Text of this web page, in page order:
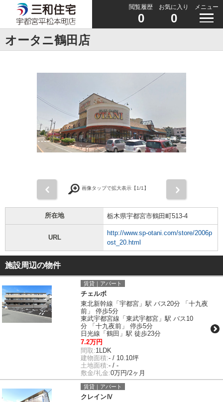
閲覧履歴
0
お気に入り
0
メニュー
オータニ鶴田店
画像タップで拡大表示【1/1】
所在地 栃木県宇都宮市鶴田町513-4
URL
http://www.sp-otani.com/store/2006p
ost_20.html
施設周辺の物件
賃貸｜アパート
チェルボ
東北新幹線「宇都宮」駅 バス20分 「十九夜
前」 停歩5分
東武宇都宮線「東武宇都宮」駅 バス10
分 「十九夜前」 停歩5分
日光線「鶴田」駅 徒歩23分
7.2万円
間取:1LDK
建物面積:- / 10.10坪
土地面積:- / -
敷金/礼金:0万円/2ヶ月
賃貸｜アパート
クレインⅣ